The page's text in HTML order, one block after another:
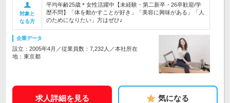
対象と
なる方
平均年齢25歳＊女性活躍中【未経験・第二新卒・26卒歓迎/学
歴不問】「体を動かすことが好き」「美容に興味がある」「人
のためになりたい」方はぜひ♪
企業データ
設立：2005年4月／従業員数：7,232人／本社所在
地：東京都
求人詳細を見る 気になる